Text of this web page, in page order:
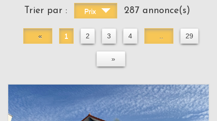
Trier par : Prix 287 annonce(s)
« 1 2 3 4 .. 29
»